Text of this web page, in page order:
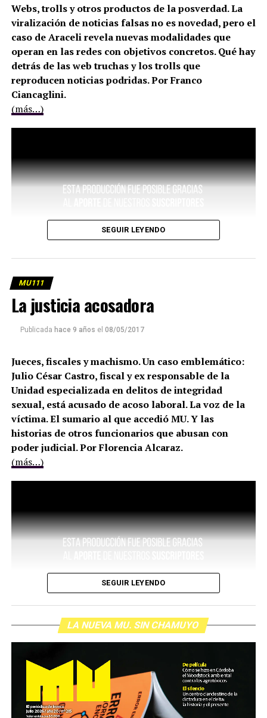
Webs, trolls y otros productos de la posverdad. La
viralización de noticias falsas no es novedad, pero el
caso de Araceli revela nuevas modalidades que
operan en las redes con objetivos concretos. Qué hay
detrás de las web truchas y los trolls que
reproducen noticias podridas. Por Franco
Ciancaglini.
(más…)
SEGUIR LEYENDO
MU111
La justicia acosadora
Publicada hace 9 años el 08/05/2017
Jueces, fiscales y machismo. Un caso emblemático:
Julio César Castro, fiscal y ex responsable de la
Unidad especializada en delitos de integridad
sexual, está acusado de acoso laboral. La voz de la
víctima. El sumario al que accedió MU. Y las
historias de otros funcionarios que abusan con
poder judicial. Por Florencia Alcaraz.
(más…)
SEGUIR LEYENDO
LA NUEVA MU. SIN CHAMUYO